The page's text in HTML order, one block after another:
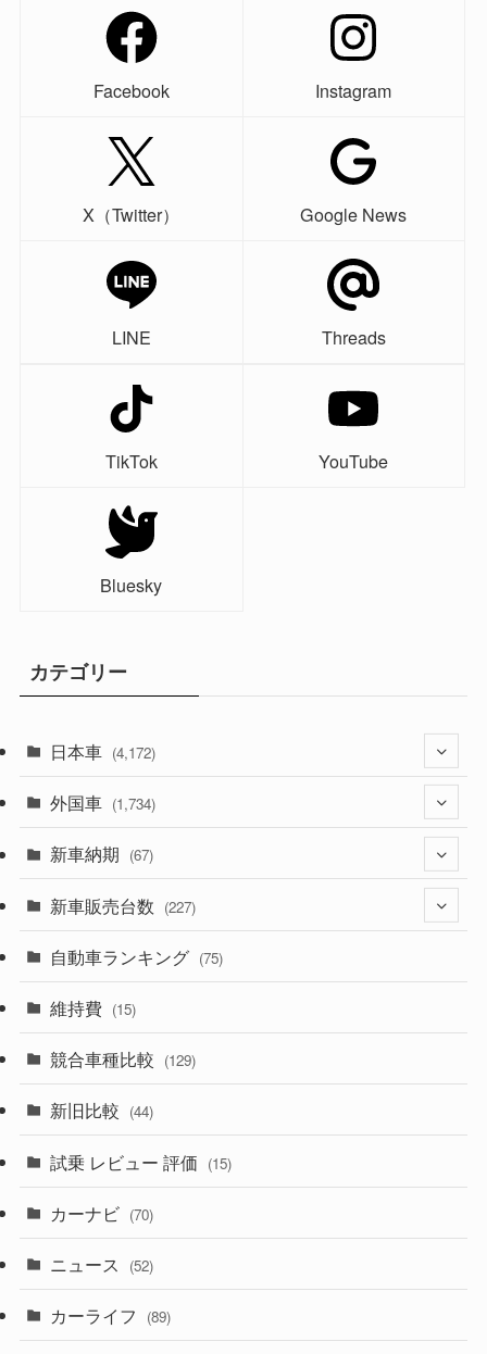
Facebook Instagram
X（Twitter） Google News
LINE Threads
TikTok YouTube
Bluesky
カテゴリー
日本車 (4,172)
(1,321)
(329)
(357)
(328)
(194)
(230)
(253)
外国車 (1,734)
(242)
(85)
(84)
(14)
(222)
(50)
(43)
(6)
(58)
(28)
(27)
新車納期 (67)
(28)
(8)
(3)
(3)
(5)
(1)
新車販売台数 (227)
(21)
(5)
(7)
(5)
自動車ランキング (75)
維持費 (15)
競合車種比較 (129)
新旧比較 (44)
試乗 レビュー 評価 (15)
カーナビ (70)
ニュース (52)
カーライフ (89)